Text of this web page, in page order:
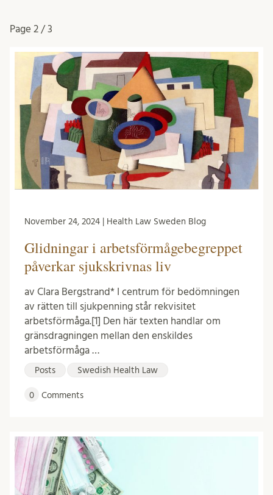
Page 2 / 3
November 24, 2024 | Health Law Sweden Blog
Glidningar i arbetsförmågebegreppet
påverkar sjukskrivnas liv
av Clara Bergstrand* I centrum för bedömningen
av rätten till sjukpenning står rekvisitet
arbetsförmåga.[1] Den här texten handlar om
gränsdragningen mellan den enskildes
arbetsförmåga …
Posts Swedish Health Law
0 Comments